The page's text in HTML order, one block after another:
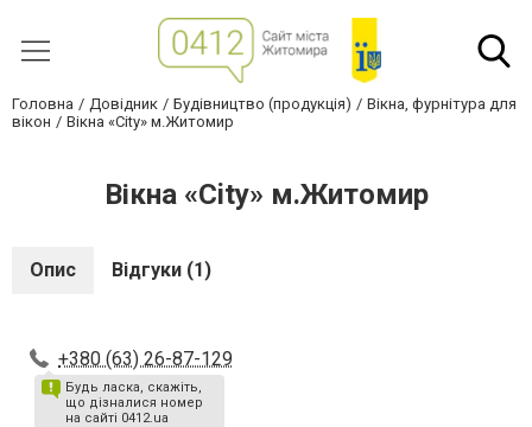
Головна Довідник Будівництво (продукція)
Вікна, фурнітура для
вікон
Вікна «City» м.Житомир
Вікна «City» м.Житомир
Опис Відгуки (1)
+380 (63) 26-87-129
Будь ласка, скажіть,
що дізналися номер
на сайті 0412.ua